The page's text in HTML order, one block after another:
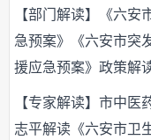
【部门解读】《六安
急预案》《六安市突
援应急预案》政策解
【专家解读】市中医
志平解读《六安市卫